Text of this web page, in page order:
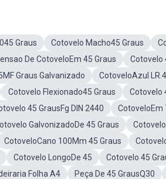
Graus Cotovelo Macho45 Graus
De CotoveloEm 45 Graus Cotovelo
Graus Galvanizado CotoveloAzul
Cotovelo Flexionado45 Graus
Cotovelo
45 GrausFg DIN 2440 CotoveloEm
GalvonizadoDe 45 Graus
CotoveloCano 100Mm 45 Graus
Cotovelo LongoDe 45
Cotovelo 45
Folha A4
Peça De 45 GrausQ30